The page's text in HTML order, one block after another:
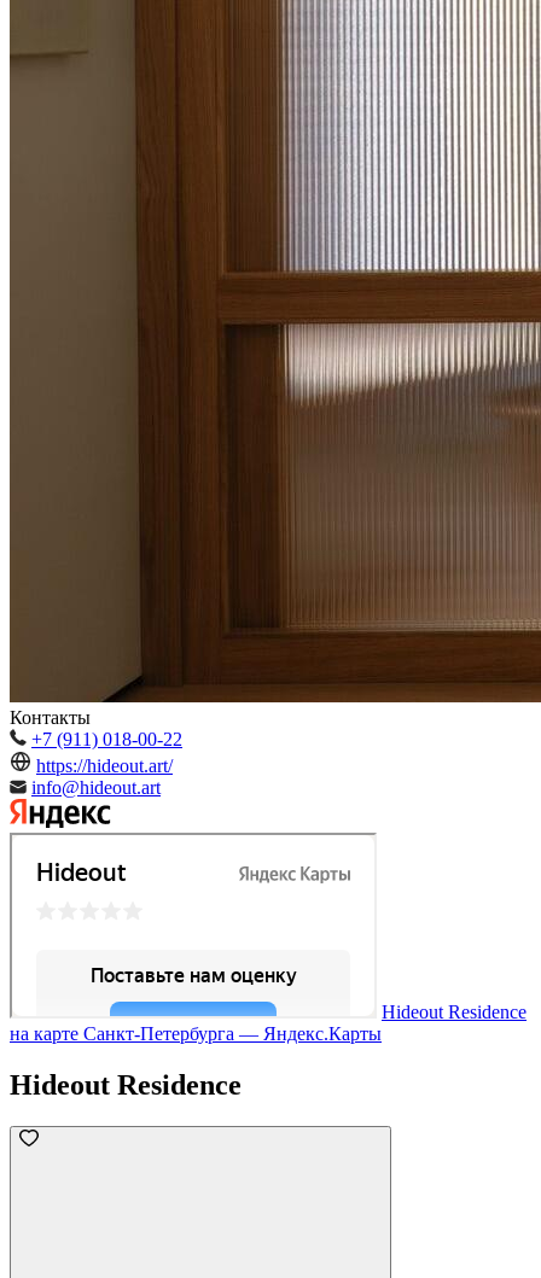
Контакты
+7 (911) 018-00-22
https://hideout.art/
info@hideout.art
Hideout Residence
на карте Санкт‑Петербурга — Яндекс.Карты
Hideout Residence